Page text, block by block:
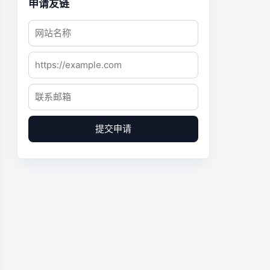
申请友链
提交申请